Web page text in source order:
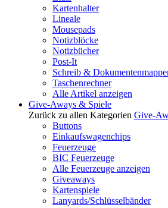
Kartenhalter
Lineale
Mousepads
Notizblöcke
Notizbücher
Post-It
Schreib &
Taschenrechner
Alle Artikel anzeigen
Give-Aways & Spiele
Zurück zu allen Kategorien Give-
Buttons
Einkaufswagenchips
Feuerzeuge
BIC Feuerzeuge
Alle Feuerzeuge anzeigen
Giveaways
Kartenspiele
Lanyards/Schlüsselbänder